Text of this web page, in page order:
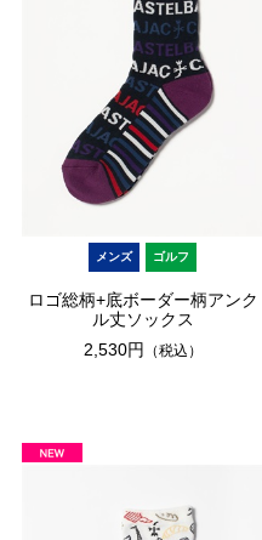
メンズ ゴルフ
ロゴ総柄+底ボーダー柄アンク
ル丈ソックス
2,530円
（税込）